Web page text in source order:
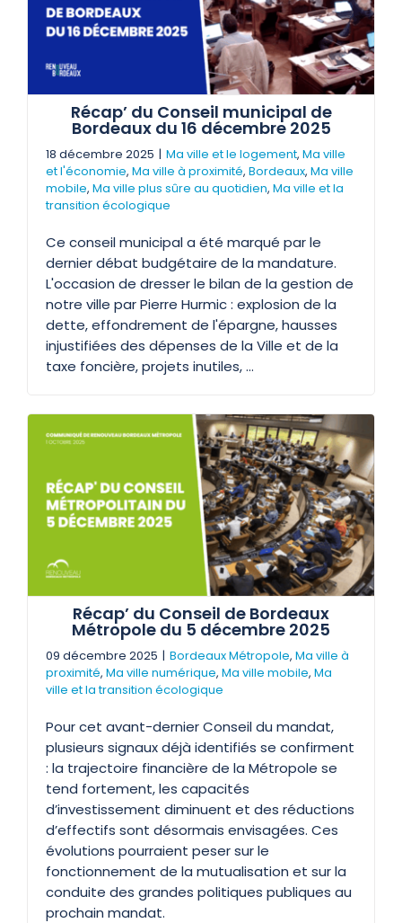
Récap’ du Conseil municipal de
Bordeaux du 16 décembre 2025
18 décembre 2025 | Ma ville et le logement, Ma ville
et l'économie, Ma ville à proximité, Bordeaux, Ma ville
mobile, Ma ville plus sûre au quotidien, Ma ville et la
transition écologique
Ce conseil municipal a été marqué par le
dernier débat budgétaire de la mandature.
L'occasion de dresser le bilan de la gestion de
notre ville par Pierre Hurmic : explosion de la
dette, effondrement de l'épargne, hausses
injustifiées des dépenses de la Ville et de la
taxe foncière, projets inutiles, ...
Récap’ du Conseil de Bordeaux
Métropole du 5 décembre 2025
09 décembre 2025 | Bordeaux Métropole, Ma ville à
proximité, Ma ville numérique, Ma ville mobile, Ma
ville et la transition écologique
Pour cet avant-dernier Conseil du mandat,
plusieurs signaux déjà identifiés se confirment
: la trajectoire financière de la Métropole se
tend fortement, les capacités
d’investissement diminuent et des réductions
d’effectifs sont désormais envisagées. Ces
évolutions pourraient peser sur le
fonctionnement de la mutualisation et sur la
conduite des grandes politiques publiques au
prochain mandat.